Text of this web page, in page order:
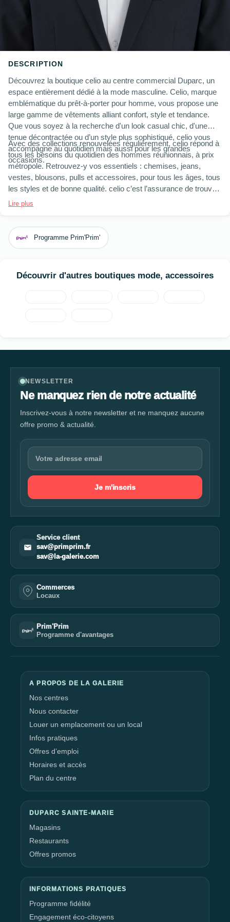
DESCRIPTION
Découvrez la boutique celio au centre commercial Duparc, un
espace entièrement dédié à la mode masculine. Celio, marque
emblématique du prêt-à-porter pour homme, vous propose une
large gamme de vêtements alliant confort, style et tendance.
Que vous soyez à la recherche d'un look casual chic, d'une
tenue décontractée ou d’un style plus sophistiqué, celio vous
accompagne au quotidien mais aussi pour les grandes
occasions.
Avec des collections renouvelées régulièrement, celio répond à
tous les besoins du quotidien des hommes réunionnais, à prix
métropole. Retrouvez-y vos essentiels : chemises, jeans,
vestes, blousons, pulls et accessoires, pour tous les âges, tous
les styles et de bonne qualité. celio c’est l’assurance de trouver
des vêtements à la coupe parfaite, adaptés à chaque
Lire plus
Programme Prim'Prim'
Découvrir d'autres boutiques mode, accessoires
NEWSLETTER
Ne manquez rien de notre actualité
Inscrivez-vous à notre newsletter et ne manquez aucune
offre promo & actualité.
Je m'inscris
Service client
sav@primprim.fr
sav@la-galerie.com
Commerces
Locaux
Prim'Prim
Programme d'avantages
A PROPOS DE LA GALERIE
Nos centres
Nous contacter
Louer un emplacement ou un local
Infos pratiques
Offres d’emploi
Horaires et accès
Plan du centre
DUPARC SAINTE-MARIE
Magasins
Restaurants
Offres promos
INFORMATIONS PRATIQUES
Programme fidélité
Engagement éco-citoyens